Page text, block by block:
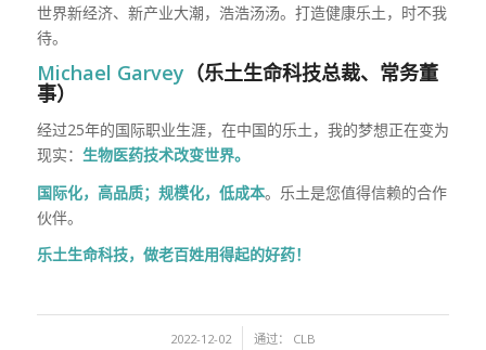
世界新经济、新产业大潮，浩浩汤汤。打造健康乐土，时不我
待。
Michael Garvey （乐土生命科技总裁、常务董
事）
经过25年的国际职业生涯，在中国的乐土，我的梦想正在变为
现实： 生物医药技术改变世界。
国际化，高品质；规模化，低成本。乐土是您值得信赖的合作
伙伴。
乐土生命科技，做老百姓用得起的好药！
2022-12-02
/ 通过： CLB